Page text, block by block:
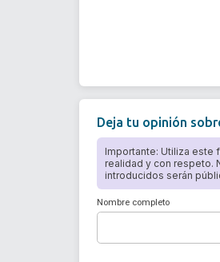
Deja tu opinión
Importante: Utiliza este
realidad y con respeto.
introducidos serán
Nombre completo